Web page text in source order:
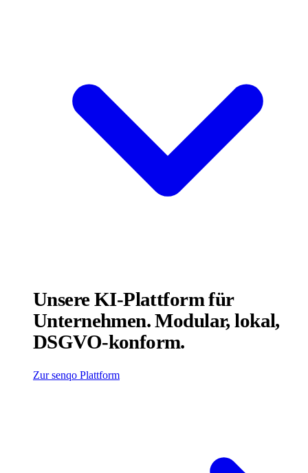
Unsere KI-Plattform für
Unternehmen. Modular, lokal,
DSGVO-konform.
Zur senqo Plattform